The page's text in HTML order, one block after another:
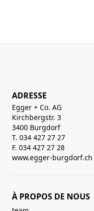
ADRESSE
Egger + Co. AG
Kirchbergstr. 3
3400 Burgdorf
T. 034 427 27 27
F. 034 427 27 28
www.egger-burgdorf.ch
À PROPOS DE NOUS